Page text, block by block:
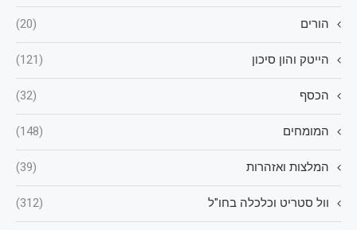
הורים (20)
הייטק והון סיכון (121)
הכסף (32)
המומחים (148)
המלצות ואזהרות (39)
וול סטריט וכלכלה בחו"ל (312)